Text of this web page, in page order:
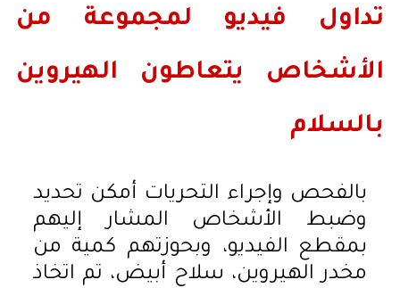
تداول فيديو لمجموعة من
الأشخاص يتعاطون الهيروين
بالسلام
بالفحص وإجراء التحريات أمكن تحديد
وضبط الأشخاص المشار إليهم
بمقطع الفيديو، وبحوزتهم كمية من
مخدر الهيروين، سلاح أبيض، تم اتخاذ